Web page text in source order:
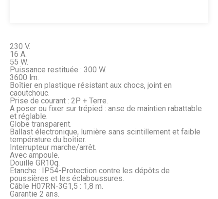
230 V.
16 A.
55 W.
Puissance restituée : 300 W.
3600 lm.
Boîtier en plastique résistant aux chocs, joint en
caoutchouc.
Prise de courant : 2P + Terre.
A poser ou fixer sur trépied : anse de maintien rabattable
et réglable.
Globe transparent.
Ballast électronique, lumière sans scintillement et faible
température du boîtier.
Interrupteur marche/arrêt.
Avec ampoule.
Douille GR10q.
Etanche : IP54-Protection contre les dépôts de
poussières et les éclaboussures.
Câble H07RN-3G1,5 : 1,8 m.
Garantie 2 ans.